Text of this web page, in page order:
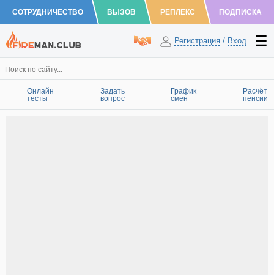
СОТРУДНИЧЕСТВО ВЫЗОВ РЕПЛЕКС ПОДПИСКА
Регистрация / Вход
Онлайн
тесты
Задать
вопрос
График
смен
Расчёт
пенсии